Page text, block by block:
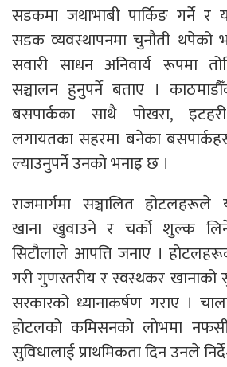
सडकमा जथाभाबी पार्किङ गर्ने र
सडक व्यवस्थापनमा चुनौती थपेको
सवारी साधन अनिवार्य रूपमा
सञ्चालन हुनुपर्ने बताए ।
बसपार्कका साथै पोखरा,
लगायतका सहरमा बनेका
ल्याउनुपर्ने उनको भनाइ छ ।
राजमार्गमा सञ्चालित होटलहरूले
खाना खुवाउने र चर्को शुल्क लिने
सिटौलाले आपत्ति जनाए ।
गरी गुणस्तरीय र स्वस्थकर खानाको
सरकारको ध्यानाकर्षण गराए ।
होटलको कमिसनको लोभमा नफसी
सुविधालाई प्राथमिकता दिन उनले